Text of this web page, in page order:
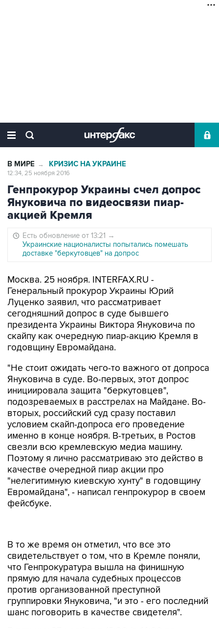
В МИРЕ → КРИЗИС НА УКРАИНЕ
12:34, 25 ноября 2016
Генпрокурор Украины счел допрос
Януковича по видеосвязи пиар-
акцией Кремля
Есть обновление от 13:21 →
Украинские националисты попытались помешать
доставке "беркутовцев" на допрос
Москва. 25 ноября. INTERFAX.RU -
Генеральный прокурор Украины Юрий
Луценко заявил, что рассматривает
сегодняшний допрос в суде бывшего
президента Украины Виктора Януковича по
скайпу как очередную пиар-акцию Кремля в
годовщину Евромайдана.
"Не стоит ожидать чего-то важного от допроса
Януковича в суде. Во-первых, этот допрос
инициировала защита "беркутовцев",
подозреваемых в расстрелах на Майдане. Во-
вторых, российский суд сразу поставил
условием скайп-допроса его проведение
именно в конце ноября. В-третьих, в Ростов
свезли всю кремлевскую медиа машину.
Поэтому я лично рассматриваю это действо в
качестве очередной пиар акции про
"нелегитимную киевскую хунту" в годовщину
Евромайдана", - написал генпрокурор в своем
фейсбуке.
что Генпрокуратура вышла на финишную
прямую для начала судебных процессов
против организованной преступной
группировки Януковича, "и это - его последний
шанс поговорить в качестве свидетеля".
В пятницу 25 ноября в 13:00 (в 14:00 по